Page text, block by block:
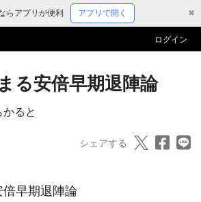
らアプリが便利 アプリで開く ✖
ログイン
る安倍早期退陣論
ると
シェアする
早期退陣論